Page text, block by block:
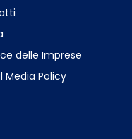
delle Imprese
Media Policy